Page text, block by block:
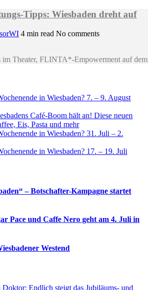
Tipps: Wiesbaden dreht auf
4 min read No comments
Theater, FLINTA*-Empowerment auf
in Wiesbaden? 7. – 9. August
Café-Boom hält an! Diese neuen
Eis, Pasta und mehr
in Wiesbaden? 31. Juli – 2.
in Wiesbaden? 17. – 19. Juli
– Botschafter-Kampagne startet
Pace und Caffe Nero geht am 4. Juli in
Westend